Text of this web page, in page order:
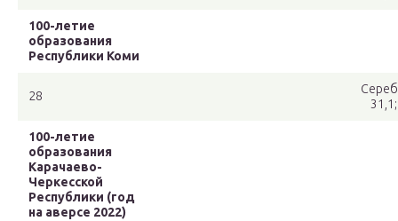
100-летие
образования
Республики Коми
28
100-летие
образования
Карачаево-
Черкесской
Республики (год
на аверсе 2022)